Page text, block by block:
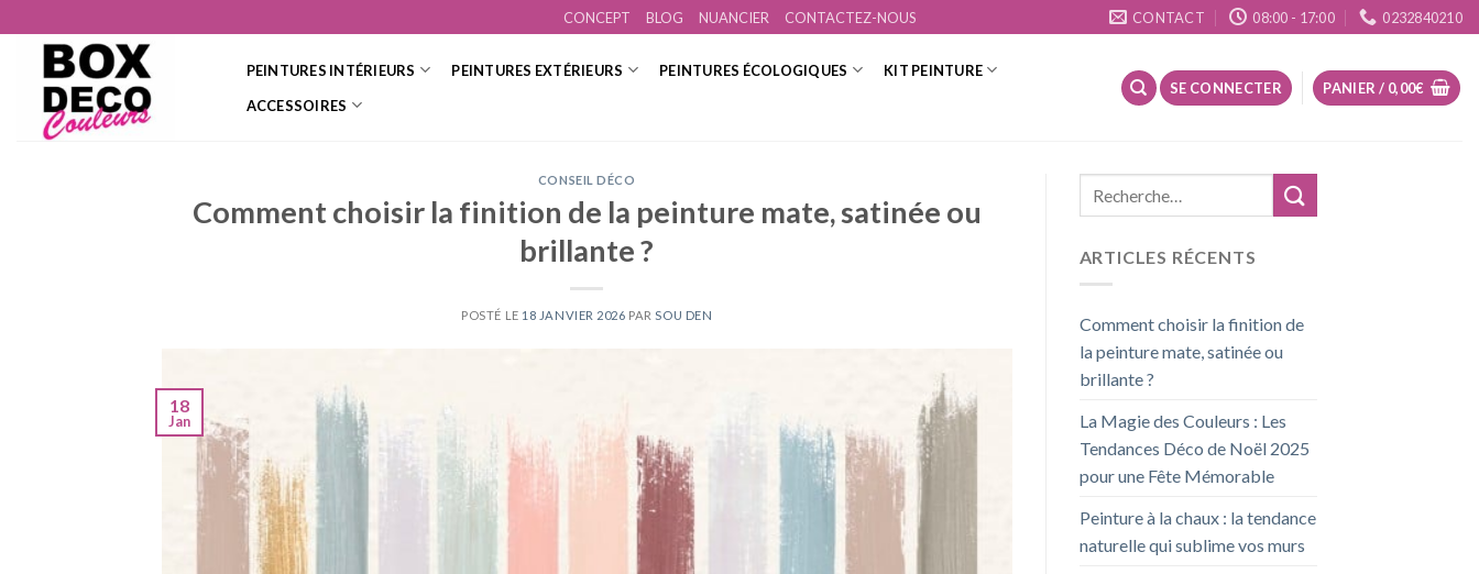
to
content
CONCEPT BLOG NUANCIER CONTACTEZ-NOUS CONTACT 08:00 - 17:00 0232840210
PEINTURES INTÉRIEURS PEINTURES EXTÉRIEURS PEINTURES ÉCOLOGIQUES
KIT PEINTURE
ACCESSOIRES
SE CONNECTER PANIER / 0,00€
CONSEIL DÉCO
Comment choisir la finition de la peinture mate, satinée ou
brillante ?
POSTÉ LE 18 JANVIER 2026 PAR SOU DEN
18
Jan
ARTICLES RÉCENTS
Comment choisir la finition de
la peinture mate, satinée ou
brillante ?
La Magie des Couleurs : Les
Tendances Déco de Noël 2025
pour une Fête Mémorable
Peinture à la chaux : la tendance
naturelle qui sublime vos murs